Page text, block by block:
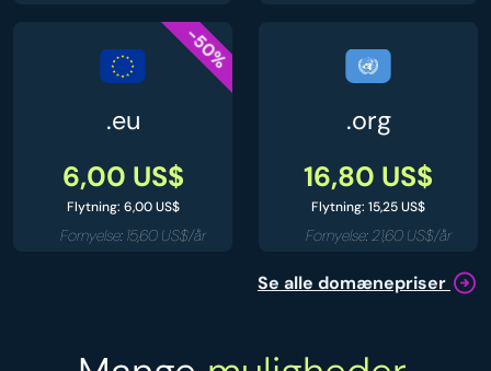
-50%
.eu
6,00 US$
Flytning: 6,00 US$
Fornyelse: 15,60 US$/år
.org
16,80 US$
Flytning: 15,25 US$
Fornyelse: 21,60 US$/år
Se alle domænepriser